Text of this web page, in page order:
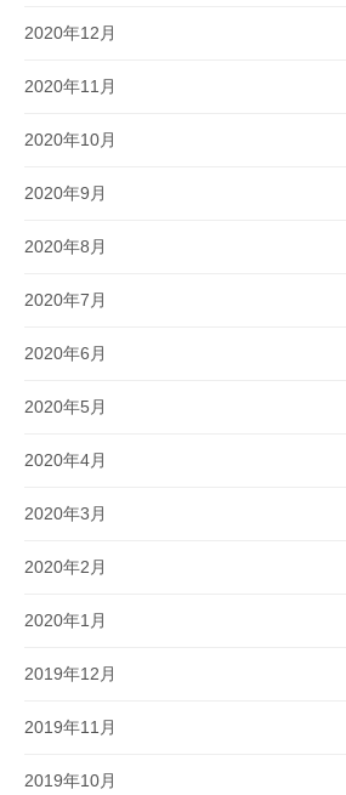
2020年12月
2020年11月
2020年10月
2020年9月
2020年8月
2020年7月
2020年6月
2020年5月
2020年4月
2020年3月
2020年2月
2020年1月
2019年12月
2019年11月
2019年10月